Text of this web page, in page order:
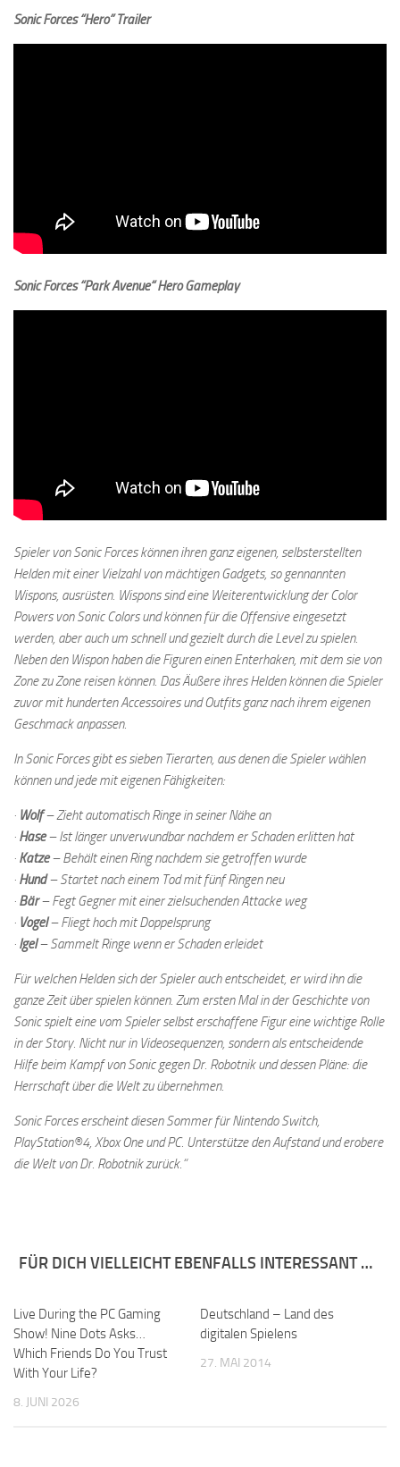
Sonic Forces “Hero” Trailer
Sonic Forces “Park Avenue“ Hero Gameplay
Spieler von Sonic Forces können ihren ganz eigenen, selbsterstellten
Helden mit einer Vielzahl von mächtigen Gadgets, so gennannten
Wispons, ausrüsten. Wispons sind eine Weiterentwicklung der Color
Powers von Sonic Colors und können für die Offensive eingesetzt
werden, aber auch um schnell und gezielt durch die Level zu spielen.
Neben den Wispon haben die Figuren einen Enterhaken, mit dem sie von
Zone zu Zone reisen können. Das Äußere ihres Helden können die Spieler
zuvor mit hunderten Accessoires und Outfits ganz nach ihrem eigenen
Geschmack anpassen.
In Sonic Forces gibt es sieben Tierarten, aus denen die Spieler wählen
können und jede mit eigenen Fähigkeiten:
· Wolf– Zieht automatisch Ringe in seiner Nähe an
· Hase– Ist länger unverwundbar nachdem er Schaden erlitten hat
· Katze– Behält einen Ring nachdem sie getroffen wurde
· Hund– Startet nach einem Tod mit fünf Ringen neu
· Bär– Fegt Gegner mit einer zielsuchenden Attacke weg
· Vogel– Fliegt hoch mit Doppelsprung
· Igel– Sammelt Ringe wenn er Schaden erleidet
Für welchen Helden sich der Spieler auch entscheidet, er wird ihn die
ganze Zeit über spielen können. Zum ersten Mal in der Geschichte von
Sonic spielt eine vom Spieler selbst erschaffene Figur eine wichtige Rolle
in der Story. Nicht nur in Videosequenzen, sondern als entscheidende
Hilfe beim Kampf von Sonic gegen Dr. Robotnik und dessen Pläne: die
Herrschaft über die Welt zu übernehmen.
Sonic Forces erscheint diesen Sommer für Nintendo Switch,
PlayStation®4, Xbox One und PC. Unterstütze den Aufstand und erobere
die Welt von Dr. Robotnik zurück.“
FÜR DICH VIELLEICHT EBENFALLS INTERESSANT …
Live During the PC Gaming
Show! Nine Dots Asks…
Which Friends Do You Trust
With Your Life?
8. JUNI 2026
Deutschland – Land des
digitalen Spielens
27. MAI 2014